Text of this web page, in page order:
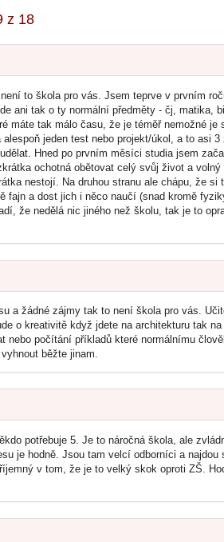
z 18
to škola pro vás. Jsem teprve v prvním
ani tak o ty normální předměty - čj, matika,
máte tak málo času, že je téměř nemožné je
jeden test nebo projekt/úkol, a to asi
Hned po prvním měsíci studia jsem
ochotná obětovat celý svůj život a
nestojí. Na druhou stranu ale chápu, že si
a dost jich i něco naučí (snad kromě
že nedělá nic jiného než školu, tak je to
a žádné zájmy tak to není škola pro vás.
o kreativitě když jdete na architekturu tak
nebo počítání příkladů které normálnímu
běžte jinam.
potřebuje 5. Je to náročná škola, ale
je hodně. Jsou tam velcí odborníci a najdou
v tom, že je to velký skok oproti ZŠ.